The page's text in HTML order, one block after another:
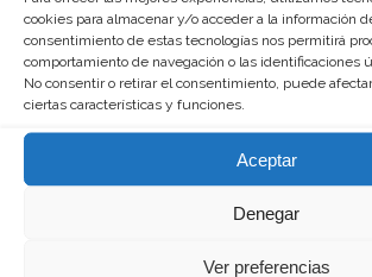
cookies para almacenar y/o acceder a la información
consentimiento de estas tecnologías nos permitirá
comportamiento de navegación o las identificaciones
No consentir o retirar el consentimiento, puede
ciertas características y funciones.
Aceptar
Denegar
Ver preferencias
Escoba con aspirador de
incorporado
Si eres de los que gustan tener la casa
de polvo y suciedad, mira que